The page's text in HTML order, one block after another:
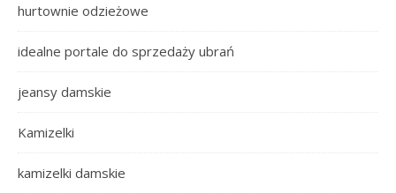
hurtownie odzieżowe
idealne portale do sprzedaży ubrań
jeansy damskie
Kamizelki
kamizelki damskie